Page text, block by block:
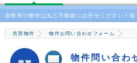
彦根市の物件は丸三不動産にお任せください！
売買物件 物件お問い合わせフォーム
物件問い合わ